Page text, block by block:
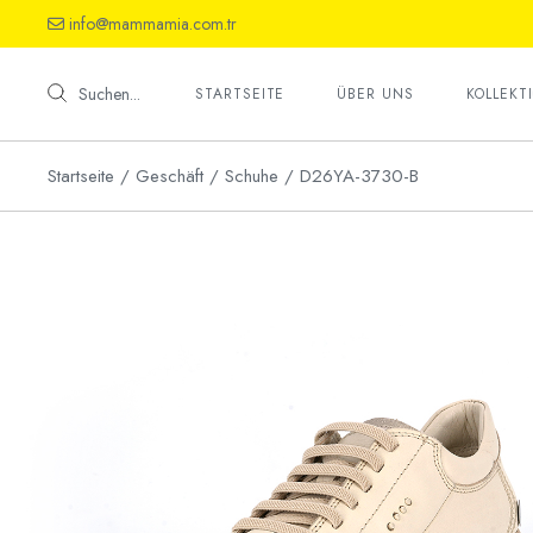
the
info@mammamia.com.tr
Suchen... STARTSEITE ÜBER UNS
Schuhe
Startseite
Geschäft Schuhe D26YA-3730-B